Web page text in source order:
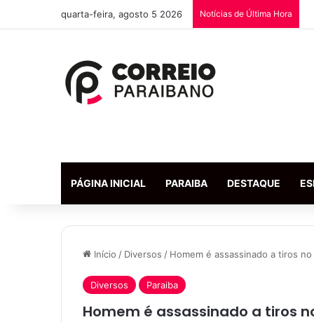
quarta-feira, agosto 5 2026 Notícias de Última Hora
PÁGINA INICIAL PARAIBA DESTAQUE
Início / Diversos / Homem é assassinado a tiros
Diversos Paraiba
Homem é assassinado a tiros